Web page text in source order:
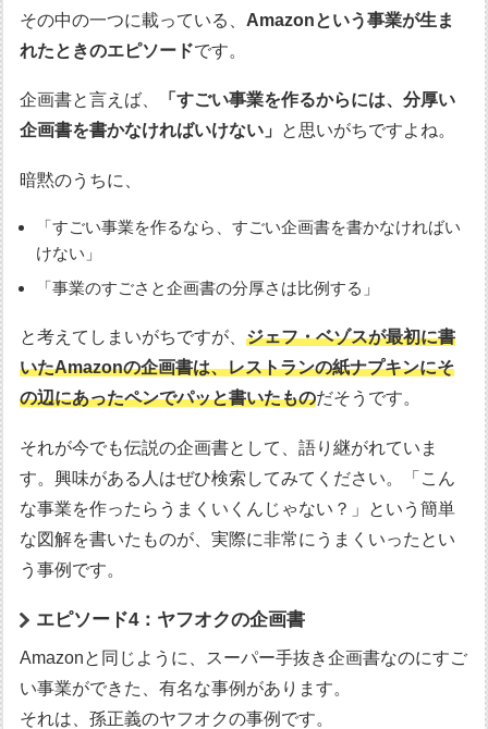
その中の一つに載っている、 Amazonという事業が生ま
れたときのエピソードです。
企画書と言えば、
「すごい事業を作るからには、分厚い
企画書を書かなければいけない」 と思いがちですよね。
暗黙のうちに、
「すごい事業を作るなら、すごい企画書を書かなければい
けない」
「事業のすごさと企画書の分厚さは比例する」
と考えてしまいがちですが、ジェフ・ベゾスが最初に書
いたAmazonの企画書は、レストランの紙ナプキンにそ
の辺にあったペンでパッと書いたものだそうです。
それが今でも伝説の企画書として、語り継がれていま
す。興味がある人はぜひ検索してみてください。「こん
な事業を作ったらうまくいくんじゃない？」という簡単
な図解を書いたものが、実際に非常にうまくいったとい
う事例です。
エピソード4：ヤフオクの企画書
Amazonと同じように、スーパー手抜き企画書なのにすご
い事業ができた、有名な事例があります。
それは、孫正義のヤフオクの事例です。